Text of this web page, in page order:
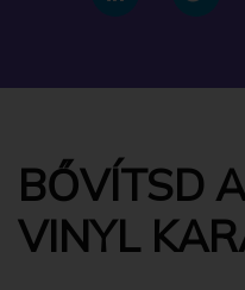
BŐVÍTSD
VINYL